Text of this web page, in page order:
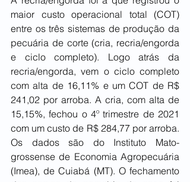
maior custo operacional total (COT)
entre os três sistemas de produção da
pecuária de corte (cria, recria/engorda
e ciclo completo). Logo atrás da
recria/engorda, vem o ciclo completo
com alta de 16,11% e um COT de R$
241,02 por arroba. A cria, com alta de
15,15%, fechou o 4º trimestre de 2021
com um custo de R$ 284,77 por arroba.
Os dados são do Instituto Mato-
grossense de Economia Agropecuária
(Imea), de Cuiabá (MT). O fechamento